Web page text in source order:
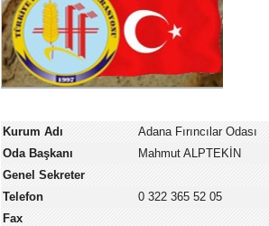
Kurum Adı
Adana Fırıncılar Odası
Oda Başkanı
Mahmut ALPTEKİN
Genel Sekreter
Telefon
0 322 365 52 05
Fax